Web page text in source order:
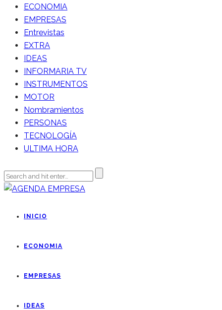
ECONOMIA
EMPRESAS
Entrevistas
EXTRA
IDEAS
INFORMARIA TV
INSTRUMENTOS
MOTOR
Nombramientos
PERSONAS
TECNOLOGÍA
ULTIMA HORA
INICIO
ECONOMIA
EMPRESAS
IDEAS